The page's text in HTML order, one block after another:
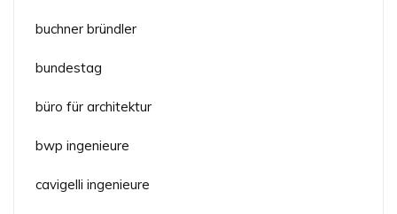
buchner bründler
bundestag
büro für architektur
bwp ingenieure
cavigelli ingenieure